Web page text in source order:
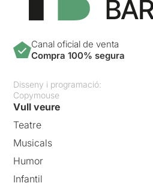
Canal oficial de venta
Compra 100% segura
Disseny i programació:
Copymouse
Vull veure
Teatre
Musicals
Humor
Infantil